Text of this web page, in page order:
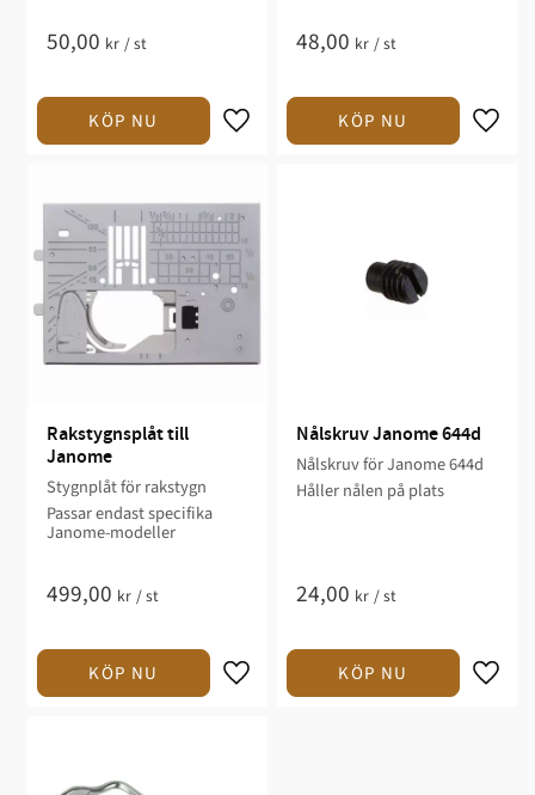
50,00 kr /st 48,00 kr /st
Rakstygnsplåt till
Janome
Stygnplåt för rakstygn
Passar endast specifika
Janome-modeller
499,00 kr /st
Nålskruv Janome 644d
Nålskruv för Janome 644d
Håller nålen på plats
24,00 kr /st